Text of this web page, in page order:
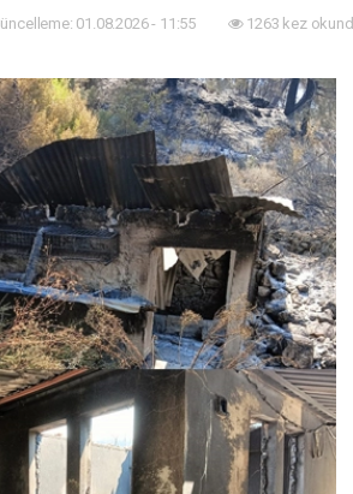
01.08.2026 - 11:55 1263 kez